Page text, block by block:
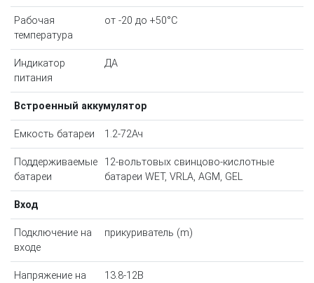
Рабочая
температура
от -20 до +50°С
Индикатор
питания
ДА
Встроенный аккумулятор
Емкость батареи 1.2-72Ач
Поддерживаемые
батареи
12-вольтовых свинцово-кислотные
батареи WET, VRLA, AGM, GEL
Вход
Подключение на
входе
прикуриватель (m)
Напряжение на
13.8-12В